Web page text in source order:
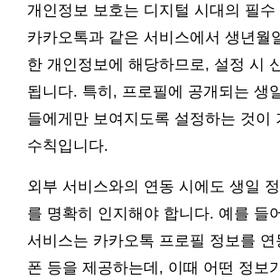
개인정보 보호는 디지털 시대의 필수
카카오톡과 같은 서비스에서 생년월
한 개인정보에 해당하므로, 설정 시
됩니다. 특히, 프로필에 공개되는 생
들에게만 보여지도록 설정하는 것이
수칙입니다.
외부 서비스와의 연동 시에도 생일
를 명확히 인지해야 합니다. 예를 들
서비스는 카카오톡 프로필 정보를
폰 등을 제공하는데, 이때 어떤 정보